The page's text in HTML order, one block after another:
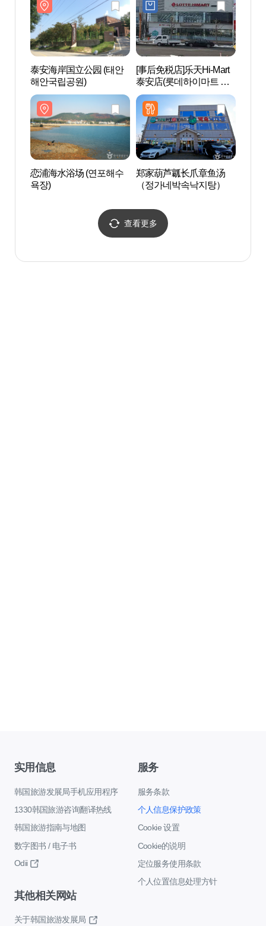
泰安海岸国立公园 (태안
해안국립공원)
[事后免税店]乐天Hi-Mart
泰安店(롯데하이마트 태
안점)
恋浦海水浴场 (연포해수
욕장)
郑家葫芦瓤长爪章鱼汤
（정가네박속낙지탕）
查看更多
实用信息
韩国旅游发展局手机应用程序
1330韩国旅游咨询翻译热线
韩国旅游指南与地图
数字图书 / 电子书
Odii
服务
服务条款
个人信息保护政策
Cookie 设置
Cookie的说明
定位服务使用条款
个人位置信息处理方针
其他相关网站
关于韩国旅游发展局